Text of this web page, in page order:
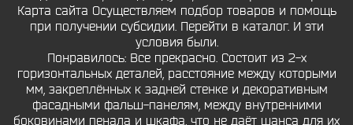
Карта сайта Осуществляем подбор товаров и помощь
при получении субсидии. Перейти в каталог. И эти
условия были.
Понравилось: Все прекрасно. Состоит из 2-х
горизонтальных деталей, расстояние между которыми
мм, закреплённых к задней стенке и декоративным
фасадными фальш-панелям, между внутренними
боковинами пенала и шкафа, что не даёт шанса для их